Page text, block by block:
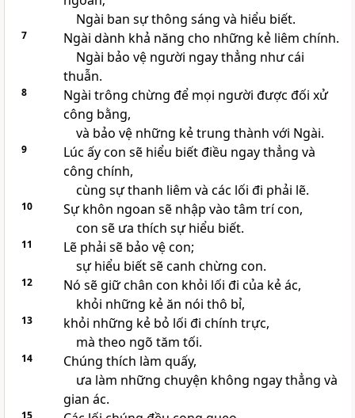
Ngài ban sự thông sáng và hiểu biết.
7
Ngài dành khả năng cho những kẻ liêm chính.
Ngài bảo vệ người ngay thẳng như cái
thuẫn.
8
Ngài trông chừng để mọi người được đối xử
công bằng,
và bảo vệ những kẻ trung thành với Ngài.
9
Lúc ấy con sẽ hiểu biết điều ngay thẳng và
công chính,
cùng sự thanh liêm và các lối đi phải lẽ.
10
Sự khôn ngoan sẽ nhập vào tâm trí con,
con sẽ ưa thích sự hiểu biết.
11
Lẽ phải sẽ bảo vệ con;
sự hiểu biết sẽ canh chừng con.
12
Nó sẽ giữ chân con khỏi lối đi của kẻ ác,
khỏi những kẻ ăn nói thô bỉ,
13
khỏi những kẻ bỏ lối đi chính trực,
mà theo ngõ tăm tối.
14
Chúng thích làm quấy,
ưa làm những chuyện không ngay thẳng và
gian ác.
15